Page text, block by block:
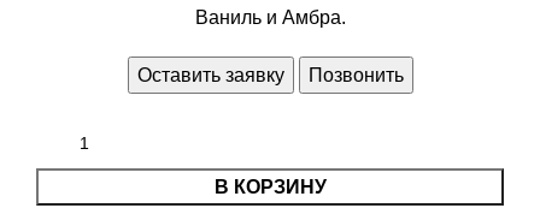
Ваниль и Амбра.
Оставить заявку Позвонить
В КОРЗИНУ